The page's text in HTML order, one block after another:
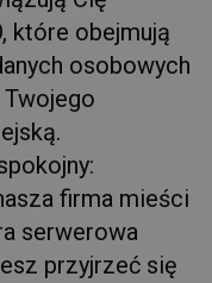
które obejmują
osobowych
firma mieści
serwerowa
przyjrzeć się